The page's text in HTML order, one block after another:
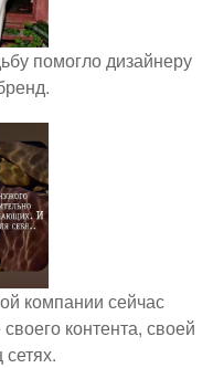
помогло дизайнеру
компании сейчас
контента, своей